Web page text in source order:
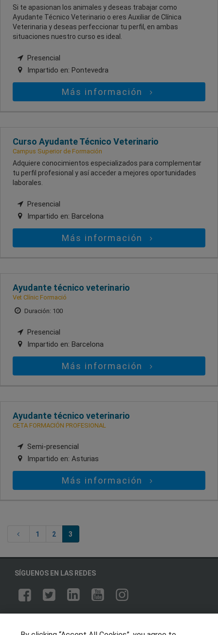
Si te apasionan los animales y deseas trabajar como
Ayudante Técnico Veterinario o eres Auxiliar de Clínica
Veterinaria y deseas perfeccionar tu perfil, en ambas
situaciones nuestro curso es ideal.
Presencial
Impartido en: Pontevedra
Más información
Curso Ayudante Técnico Veterinario
Campus Superior de Formación
Adquiere conocimientos especializados para complementar
tu perfil profesional y así acceder a mejores oportunidades
laborales.
Presencial
Impartido en: Barcelona
Más información
Ayudante técnico veterinario
Vet Clínic Formació
Duración: 100
Presencial
Impartido en: Barcelona
Más información
Ayudante técnico veterinario
CETA FORMACIÓN PROFESIONAL
Semi-presencial
Impartido en: Asturias
Más información
1 2 3
SÍGUENOS EN LAS REDES